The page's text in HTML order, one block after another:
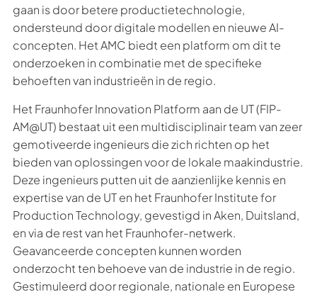
gaan is door betere productietechnologie,
ondersteund door digitale modellen en nieuwe AI-
concepten. Het AMC biedt een platform om dit te
onderzoeken in combinatie met de specifieke
behoeften van industrieën in de regio.
Het Fraunhofer Innovation Platform aan de UT (FIP-
AM@UT) bestaat uit een multidisciplinair team van zeer
gemotiveerde ingenieurs die zich richten op het
bieden van oplossingen voor de lokale maakindustrie.
Deze ingenieurs putten uit de aanzienlijke kennis en
expertise van de UT en het Fraunhofer Institute for
Production Technology, gevestigd in Aken, Duitsland,
en via de rest van het Fraunhofer-netwerk.
Geavanceerde concepten kunnen worden
onderzocht ten behoeve van de industrie in de regio.
Gestimuleerd door regionale, nationale en Europese